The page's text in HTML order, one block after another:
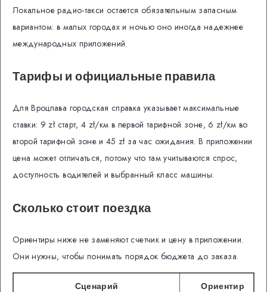
Локальное радио-такси остается обязательным запасным
вариантом: в малых городах и ночью оно иногда надежнее
международных приложений.
Тарифы и официальные правила
Для Вроцлава городская справка указывает максимальные
ставки: 9 zł старт, 4 zł/км в первой тарифной зоне, 6 zł/км во
второй тарифной зоне и 45 zł за час ожидания. В приложении
цена может отличаться, потому что там учитываются спрос,
доступность водителей и выбранный класс машины.
Сколько стоит поездка
Ориентиры ниже не заменяют счетчик и цену в приложении.
Они нужны, чтобы понимать порядок бюджета до заказа.
Сценарий Ориентир